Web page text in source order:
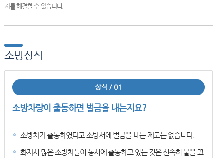
지를 해결할 수 있습니다.
소방상식
상식 / 01
소방차량이 출동하면 벌금을 내는지요?
소방차가 출동하였다고 소방서에 벌금을 내는 제도는 없습니다.
화재시 많은 소방차들이 동시에 출동하고 있는 것은 신속히 불을 끄